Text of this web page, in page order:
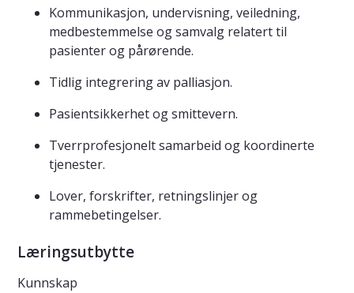
Kommunikasjon, undervisning, veiledning,
medbestemmelse og samvalg relatert til
pasienter og pårørende.
Tidlig integrering av palliasjon.
Pasientsikkerhet og smittevern.
Tverrprofesjonelt samarbeid og koordinerte
tjenester.
Lover, forskrifter, retningslinjer og
rammebetingelser.
Læringsutbytte
Kunnskap